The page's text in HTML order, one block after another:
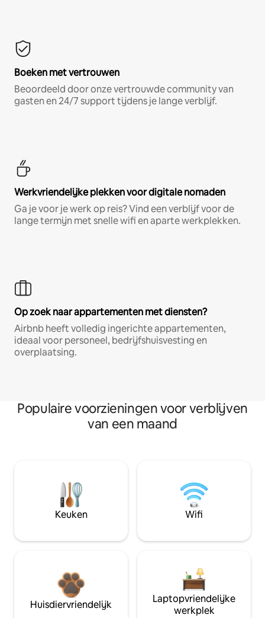
Boeken met vertrouwen
Beoordeeld door onze vertrouwde community van
gasten en 24/7 support tijdens je lange verblijf.
Werkvriendelijke plekken voor digitale nomaden
Ga je voor je werk op reis? Vind een verblijf voor de
lange termijn met snelle wifi en aparte werkplekken.
Op zoek naar appartementen met diensten?
Airbnb heeft volledig ingerichte appartementen,
ideaal voor personeel, bedrijfshuisvesting en
overplaatsing.
Populaire voorzieningen voor verblijven
van een maand
Keuken Wifi
Huisdiervriendelijk
Laptopvriendelijke
werkplek